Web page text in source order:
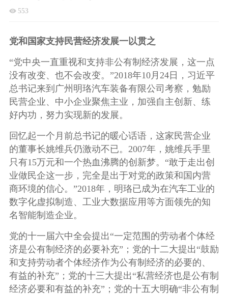
553
党和国家支持民营经济发展一以贯之
“党中央一直重视和支持非公有制经济发展，这一点
没有改变、也不会改变。”2018年10月24日，习近平
总书记来到广州明珞汽车装备有限公司考察，勉励
民营企业、中小企业聚焦主业，加强自主创新、练
好内功，努力实现新的发展。
回忆起一个月前总书记的暖心话语，这家民营企业
的董事长姚维兵仍激动不已。2007年，姚维兵手里
只有15万元和一个热血沸腾的创新梦。“敢于走出创
业做民企这一步，完全是出于对党的政策和国内营
商环境的信心。”2018年，明珞已成为在汽车工业的
数字化虚拟制造、工业大数据应用等方面领先的知
名智能制造企业。
党的十一届六中全会提出“一定范围的劳动者个体经
济是公有制经济的必要补充”；党的十二大提出“鼓励
和支持劳动者个体经济作为公有制经济的必要的、
有益的补充”；党的十三大提出“私营经济也是公有制
经济必要和有益的补充”；党的十五大明确“非公有制